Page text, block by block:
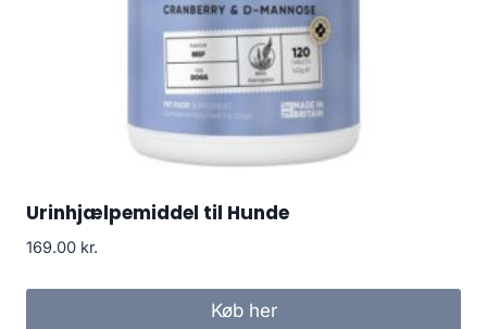
Urinhjælpemiddel til Hunde
169.00 kr.
Køb her